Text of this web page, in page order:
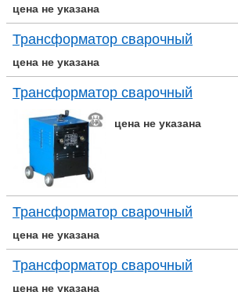
цена не указана
Трансформатор сварочный
цена не указана
Трансформатор сварочный
цена не указана
Трансформатор сварочный
цена не указана
Трансформатор сварочный
цена не указана